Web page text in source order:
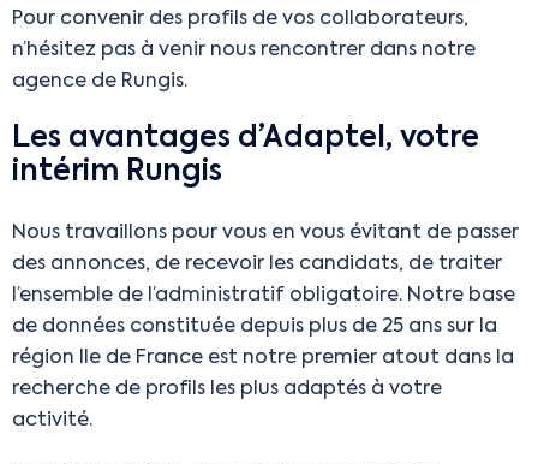
Pour convenir des profils de vos collaborateurs,
n’hésitez pas à venir nous rencontrer dans notre
agence de Rungis.
Les avantages d’Adaptel, votre
intérim Rungis
Nous travaillons pour vous en vous évitant de passer
des annonces, de recevoir les candidats, de traiter
l’ensemble de l’administratif obligatoire. Notre base
de données constituée depuis plus de 25 ans sur la
région Ile de France est notre premier atout dans la
recherche de profils les plus adaptés à votre
activité.